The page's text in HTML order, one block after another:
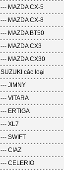
--- MAZDA CX-5
--- MAZDA CX-8
--- MAZDA BT50
--- MAZDA CX3
--- MAZDA CX30
SUZUKI các loại
--- JIMNY
--- VITARA
--- ERTIGA
--- XL7
--- SWIFT
--- CIAZ
--- CELERIO